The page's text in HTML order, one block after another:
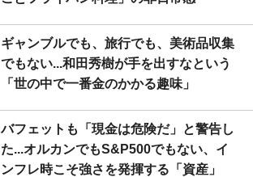
ギャンブルでも、旅行でも、美術品収集
でもない...和田秀樹が手を出すなという
「世の中で一番金のかかる趣味」
バフェットも「現金は危険だ」と警告し
た...オルカンでもS&P500でもない、イ
ンフレ時こそ強さを発揮する「資産」